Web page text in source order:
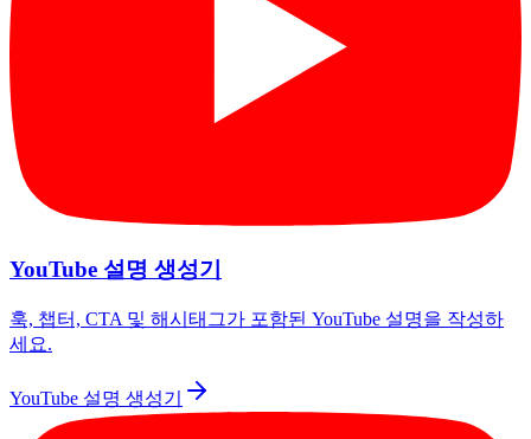
YouTube 설명 생성기
훅, 챕터, CTA 및 해시태그가 포함된 YouTube 설명을 작성하
세요.
YouTube 설명 생성기